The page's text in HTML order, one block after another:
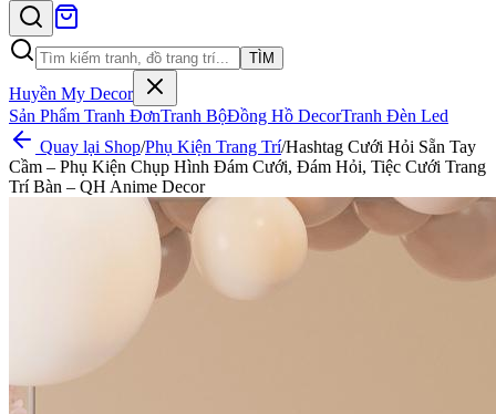
TÌM
Huyền My Decor
Sản Phẩm Tranh ĐơnTranh BộĐồng Hồ DecorTranh Đèn Led
Quay lại Shop/Phụ Kiện Trang Trí/Hashtag Cưới Hỏi Sẵn Tay
Cầm – Phụ Kiện Chụp Hình Đám Cưới, Đám Hỏi, Tiệc Cưới Trang
Trí Bàn – QH Anime Decor